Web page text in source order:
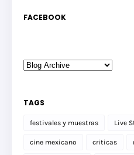
FACEBOOK
TAGS
festivales y muestras Live
cine mexicano criticas